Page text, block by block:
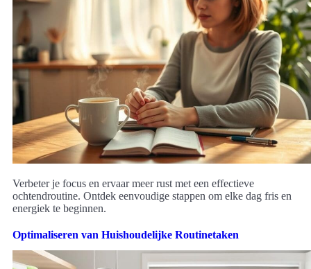
Verbeter je focus en ervaar meer rust met een effectieve
ochtendroutine. Ontdek eenvoudige stappen om elke dag fris en
energiek te beginnen.
Optimaliseren van Huishoudelijke Routinetaken